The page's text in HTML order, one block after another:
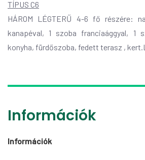
TÍPUS C6
HÁROM LÉGTERŰ 4-6 fő részére:
kanapéval, 1 szoba franciaággyal, 1
konyha, fürdőszoba, fedett terasz ,
Információk
Információk